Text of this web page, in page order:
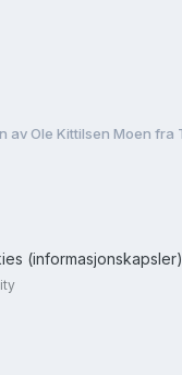
(informasjonskapsler)